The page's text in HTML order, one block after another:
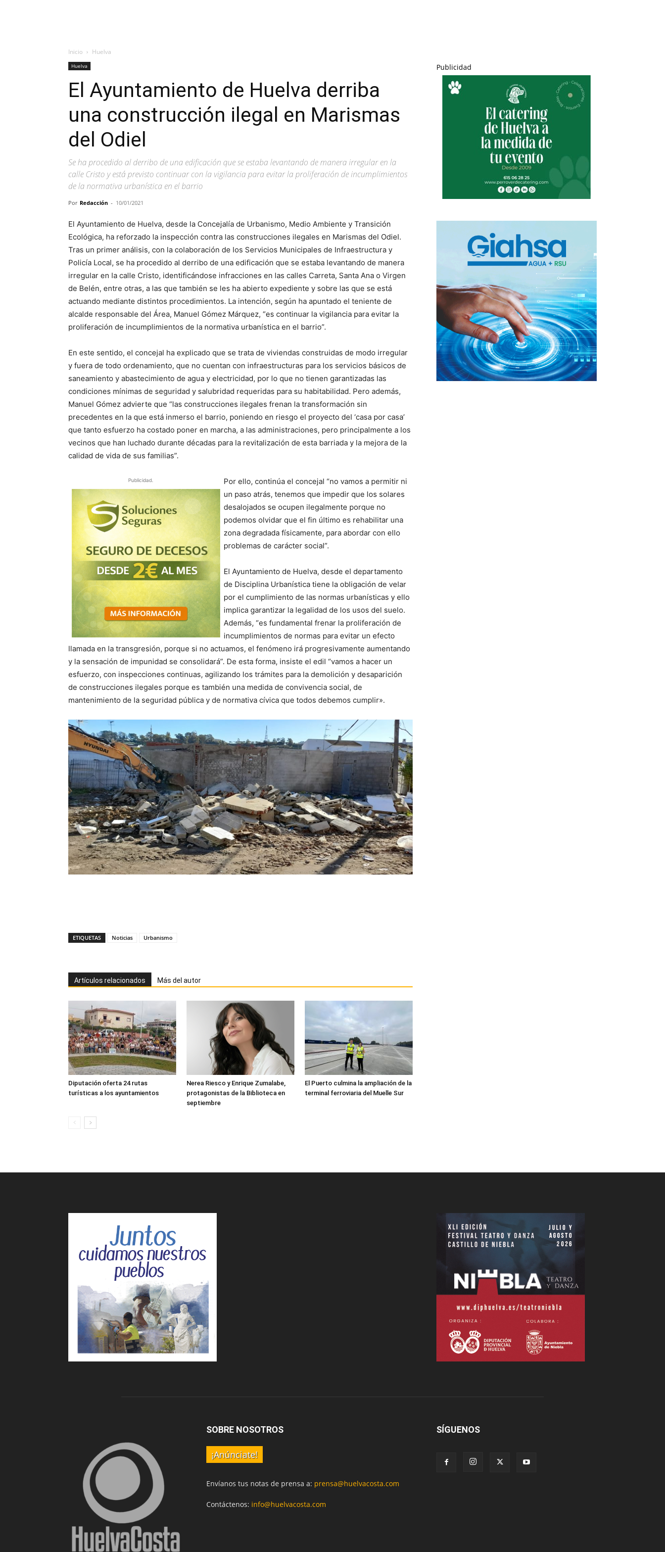
Inicio Huelva
Huelva
El Ayuntamiento de Huelva derriba
una construcción ilegal en Marismas
del Odiel
Se ha procedido al derribo de una edificación que se estaba levantando de manera irregular en la
calle Cristo y está previsto continuar con la vigilancia para evitar la proliferación de incumplimientos
de la normativa urbanística en el barrio
Por Redacción - 10/01/2021
El Ayuntamiento de Huelva, desde la Concejalía de Urbanismo, Medio Ambiente y Transición
Ecológica, ha reforzado la inspección contra las construcciones ilegales en Marismas del Odiel.
Tras un primer análisis, con la colaboración de los Servicios Municipales de Infraestructura y
Policía Local, se ha procedido al derribo de una edificación que se estaba levantando de manera
irregular en la calle Cristo, identificándose infracciones en las calles Carreta, Santa Ana o Virgen
de Belén, entre otras, a las que también se les ha abierto expediente y sobre las que se está
actuando mediante distintos procedimientos. La intención, según ha apuntado el teniente de
alcalde responsable del Área, Manuel Gómez Márquez, “es continuar la vigilancia para evitar la
proliferación de incumplimientos de la normativa urbanística en el barrio”.
En este sentido, el concejal ha explicado que se trata de viviendas construidas de modo irregular
y fuera de todo ordenamiento, que no cuentan con infraestructuras para los servicios básicos de
saneamiento y abastecimiento de agua y electricidad, por lo que no tienen garantizadas las
condiciones mínimas de seguridad y salubridad requeridas para su habitabilidad. Pero además,
Manuel Gómez advierte que “las construcciones ilegales frenan la transformación sin
precedentes en la que está inmerso el barrio, poniendo en riesgo el proyecto del ‘casa por casa’
que tanto esfuerzo ha costado poner en marcha, a las administraciones, pero principalmente a los
vecinos que han luchado durante décadas para la revitalización de esta barriada y la mejora de la
calidad de vida de sus familias”.
Publicidad.
Por ello, continúa el concejal “no vamos a permitir ni
un paso atrás, tenemos que impedir que los solares
desalojados se ocupen ilegalmente porque no
podemos olvidar que el fin último es rehabilitar una
zona degradada físicamente, para abordar con ello
problemas de carácter social”.
El Ayuntamiento de Huelva, desde el departamento
de Disciplina Urbanística tiene la obligación de velar
por el cumplimiento de las normas urbanísticas y ello
implica garantizar la legalidad de los usos del suelo.
Además, “es fundamental frenar la proliferación de
incumplimientos de normas para evitar un efecto
llamada en la transgresión, porque si no actuamos, el fenómeno irá progresivamente aumentando
y la sensación de impunidad se consolidará”. De esta forma, insiste el edil “vamos a hacer un
esfuerzo, con inspecciones continuas, agilizando los trámites para la demolición y desaparición
de construcciones ilegales porque es también una medida de convivencia social, de
mantenimiento de la seguridad pública y de normativa cívica que todos debemos cumplir».
ETIQUETAS Noticias Urbanismo
Artículos relacionados Más del autor
Diputación oferta 24 rutas
turísticas a los ayuntamientos
Nerea Riesco y Enrique Zumalabe,
protagonistas de la Biblioteca en
septiembre
El Puerto culmina la ampliación de la
terminal ferroviaria del Muelle Sur
Publicidad
SOBRE NOSOTROS
¡Anúnciate!
Envíanos tus notas de prensa a: prensa@huelvacosta.com
Contáctenos: info@huelvacosta.com
SÍGUENOS